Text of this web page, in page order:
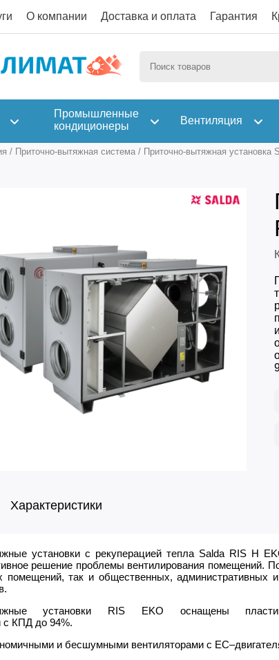
О компании Доставка и оплата Гарантия
Промышленные
кондиционеры
Вентиляция
/ Приточно-вытяжная система / Приточно-вытяжная установка
Характеристики
установки с рекуперацией тепла Salda RIS H
решение проблемы вентилирования помещений.
помещений, так и общественных, административных и
установки RIS EKO оснащены
с КПД до 94%.
и бесшумными вентиляторами с